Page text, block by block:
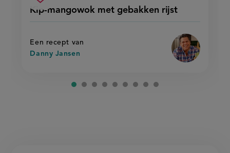
Kip-mangowok met gebakken rijst
met
rijst'
Een recept van
Danny Jansen
Sla
recept
kip-
mangowok
met
rijst